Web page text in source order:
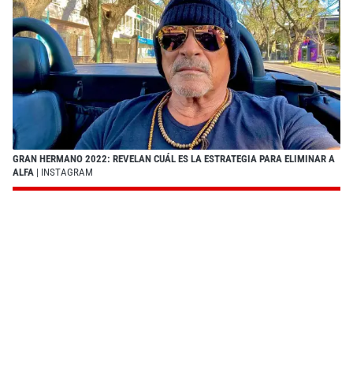
GRAN HERMANO 2022: REVELAN CUÁL ES LA ESTRATEGIA PARA ELIMINAR A
ALFA | INSTAGRAM